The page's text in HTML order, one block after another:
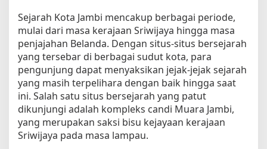
M
e
n
a
k
j
u
b
k
a
n
Sejarah Kota Jambi mencakup berbagai periode,
mulai dari masa kerajaan Sriwijaya hingga masa
penjajahan Belanda. Dengan situs-situs bersejarah
yang tersebar di berbagai sudut kota, para
pengunjung dapat menyaksikan jejak-jejak sejarah
yang masih terpelihara dengan baik hingga saat
ini. Salah satu situs bersejarah yang patut
dikunjungi adalah kompleks candi Muara Jambi,
yang merupakan saksi bisu kejayaan kerajaan
Sriwijaya pada masa lampau.